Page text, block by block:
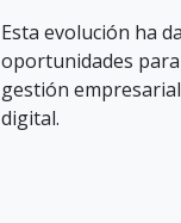
Esta evolución ha
oportunidades
gestión
digital.